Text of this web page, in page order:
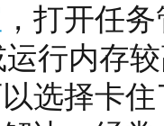
，打开任
行内存
选择卡